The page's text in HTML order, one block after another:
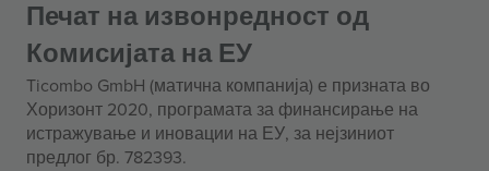
Печат на извонредност од
Комисијата на ЕУ
Ticombo GmbH (матична компанија) е призната во
Хоризонт 2020, програмата за финансирање на
истражување и иновации на ЕУ, за нејзиниот
предлог бр. 782393.